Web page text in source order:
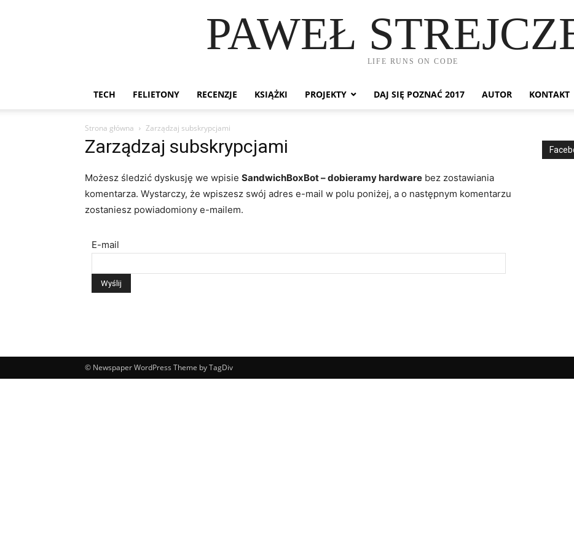
PAWEŁ
LIFE RUNS ON CODE
TECH FELIETONY RECENZJE KSIĄŻKI PROJEKTY DAJ SIĘ POZNAĆ 2017 AUTOR KONTAKT
Strona główna Zarządzaj subskrypcjami
Zarządzaj subskrypcjami
Możesz śledzić dyskusję we wpisie SandwichBoxBot – dobieramy hardware bez zostawiania
komentarza. Wystarczy, że wpiszesz swój adres e-mail w polu poniżej, a o następnym komentarzu
zostaniesz powiadomiony e-mailem.
E-mail
© Newspaper WordPress Theme by TagDiv